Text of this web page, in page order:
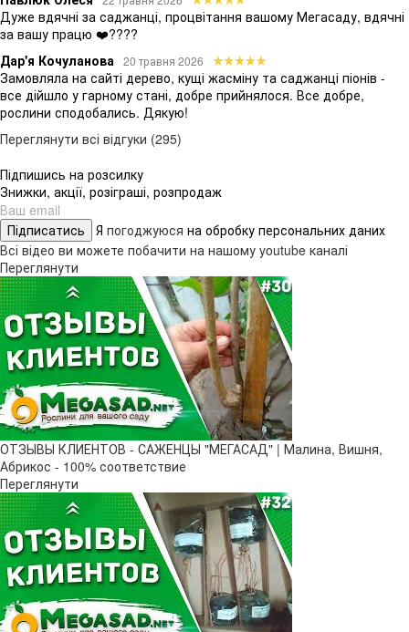
Дуже вдячні за саджанці, процвітання вашому Мегасаду, вдячні
за вашу працю ❤️????
Дар'я Кочуланова 20 травня 2026
Замовляла на сайті дерево, кущі жасміну та саджанці піонів -
все дійшло у гарному стані, добре прийнялося. Все добре,
рослини сподобались. Дякую!
Переглянути всі відгуки (295)
Підпишись на розсилку
Знижки, акції, розіграші, розпродаж
Підписатись Я погоджуюся на обробку персональних даних
Всі відео ви можете побачити на нашому youtube каналі
Переглянути
ОТЗЫВЫ КЛИЕНТОВ - САЖЕНЦЫ "МЕГАСАД" | Малина, Вишня,
Абрикос - 100% соответствие
Переглянути